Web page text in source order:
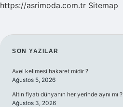
https://asrimoda.com.tr Sitemap
SIDEBAR
SON YAZILAR
Avel kelimesi hakaret midir ?
Ağustos 5, 2026
Altın fiyatı dünyanın her yerinde aynı mı ?
Ağustos 3, 2026